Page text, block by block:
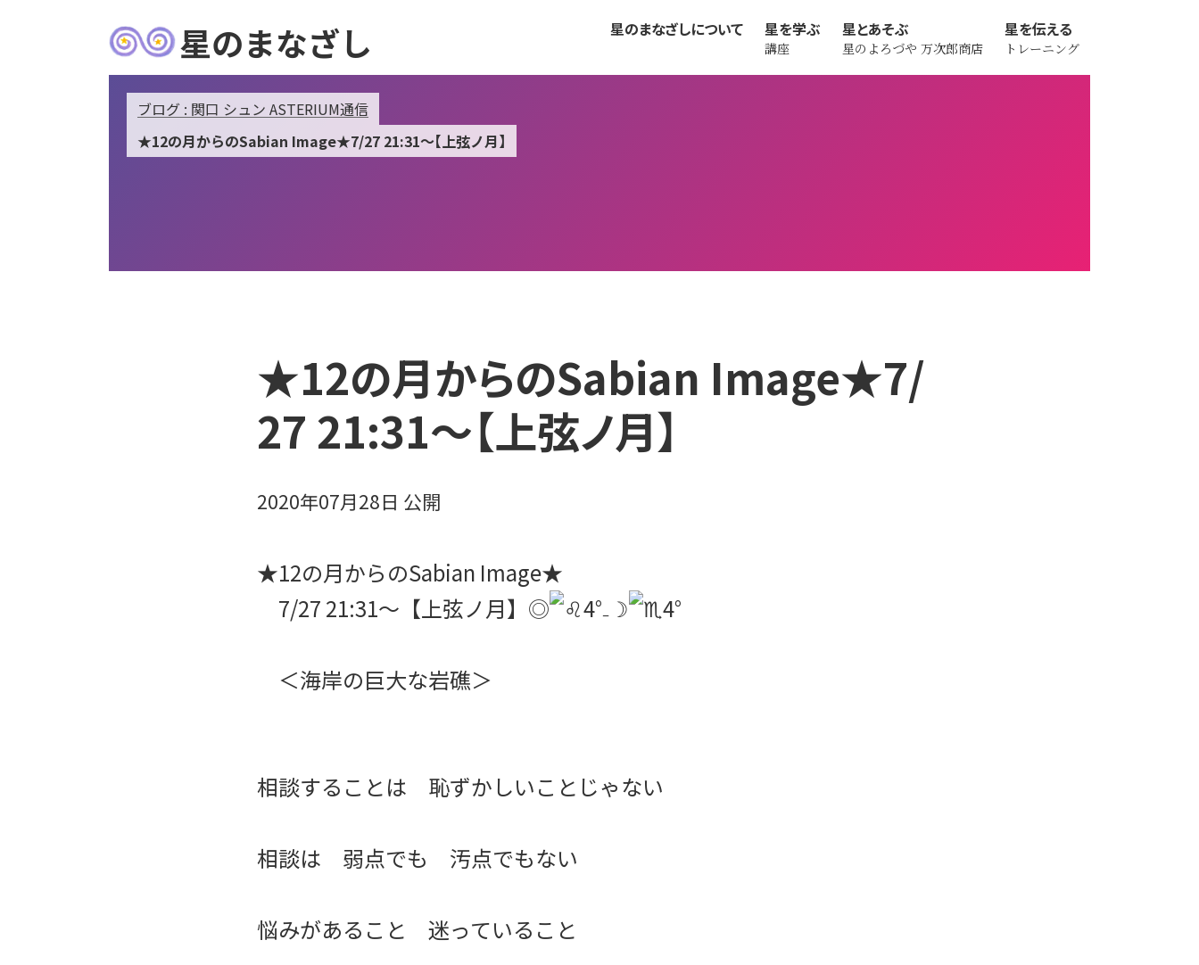
星のまなざし 星のまなざしについて 星を学ぶ
講座
星とあそぶ
星のよろづや 万次郎商店
星を伝える
トレーニング
ブログ : 関口 シュン ASTERIUM通信
★12の月からのSabian Image★7/27 21:31～【上弦ノ月】
★12の月からのSabian Image★7/
27 21:31～【上弦ノ月】
2020年07月28日 公開
★12の月からのSabian Image★
7/27 21:31～【上弦ノ月】◎
4°₋☽ 4°
＜海岸の巨大な岩礁＞
相談することは 恥ずかしいことじゃない
相談は 弱点でも 汚点でもない
悩みがあること 迷っていること